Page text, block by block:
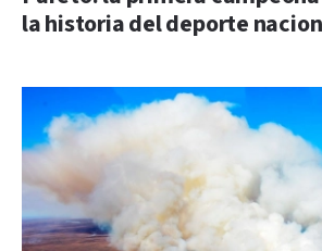
la historia del deporte